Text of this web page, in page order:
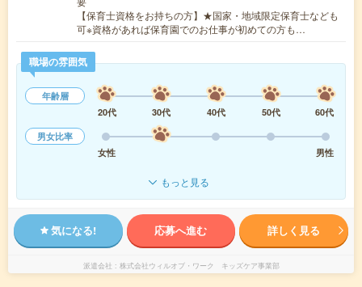
【保育士資格をお持ちの方】★国家・地域限定保育士なども
可※資格があれば保育園でのお仕事が初めての方も…
職場の雰囲気
年齢層
20代
30代 40代 50代
60代
男女比率
女性
男性
もっと見る
気になる! 応募へ進む 詳しく見る
派遣会社 株式会社ウィルオブ・ワーク キッズケア事業部